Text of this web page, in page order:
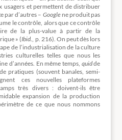
usagers et permettent de distribuer
par d’autres – Googlene produit pas
le contrôle, alors que ce contrôle
de la plus-value à partir de la
» (Ibid., p. 216). On peut dès lors
de l’industrialisation de la culture
culturelles telles que nous les
d’années. En même temps, quidde
pratiques (souvent banales, semi-
ces nouvelles plateformes
très divers : doivent-ils être
expansion de la production
de ce que nous nommons